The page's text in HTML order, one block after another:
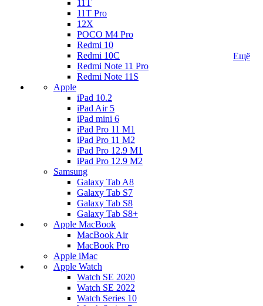
11T
11T Pro
12X
POCO M4 Pro
Redmi 10
Redmi 10C
Redmi Note 11 Pro
Redmi Note 11S
Apple
iPad 10.2
iPad Air 5
iPad mini 6
iPad Pro 11 M1
iPad Pro 11 M2
iPad Pro 12.9 M1
iPad Pro 12.9 M2
Samsung
Galaxy Tab A8
Galaxy Tab S7
Galaxy Tab S8
Galaxy Tab S8+
Apple MacBook
MacBook Air
MacBook Pro
Apple iMac
Apple Watch
Watch SE 2020
Watch SE 2022
Watch Series 10
Ещё